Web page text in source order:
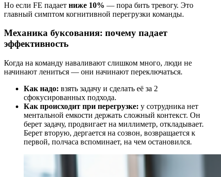
Но если FE падает ниже 10% — пора бить тревогу. Это
главный симптом когнитивной перегрузки команды.
Механика буксования: почему падает
эффективность
Когда на команду наваливают слишком много, люди не
начинают лениться — они начинают переключаться.
Как надо: взять задачу и сделать её за 2
сфокусированных подхода.
Как происходит при перегрузке: у сотрудника нет
ментальной емкости держать сложный контекст. Он
берет задачу, продвигает на миллиметр, откладывает.
Берет вторую, дергается на созвон, возвращается к
первой, полчаса вспоминает, на чем остановился.